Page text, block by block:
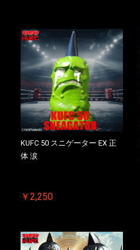
KUFC 50 スニゲーター EX 正
体 涙
￥2,250